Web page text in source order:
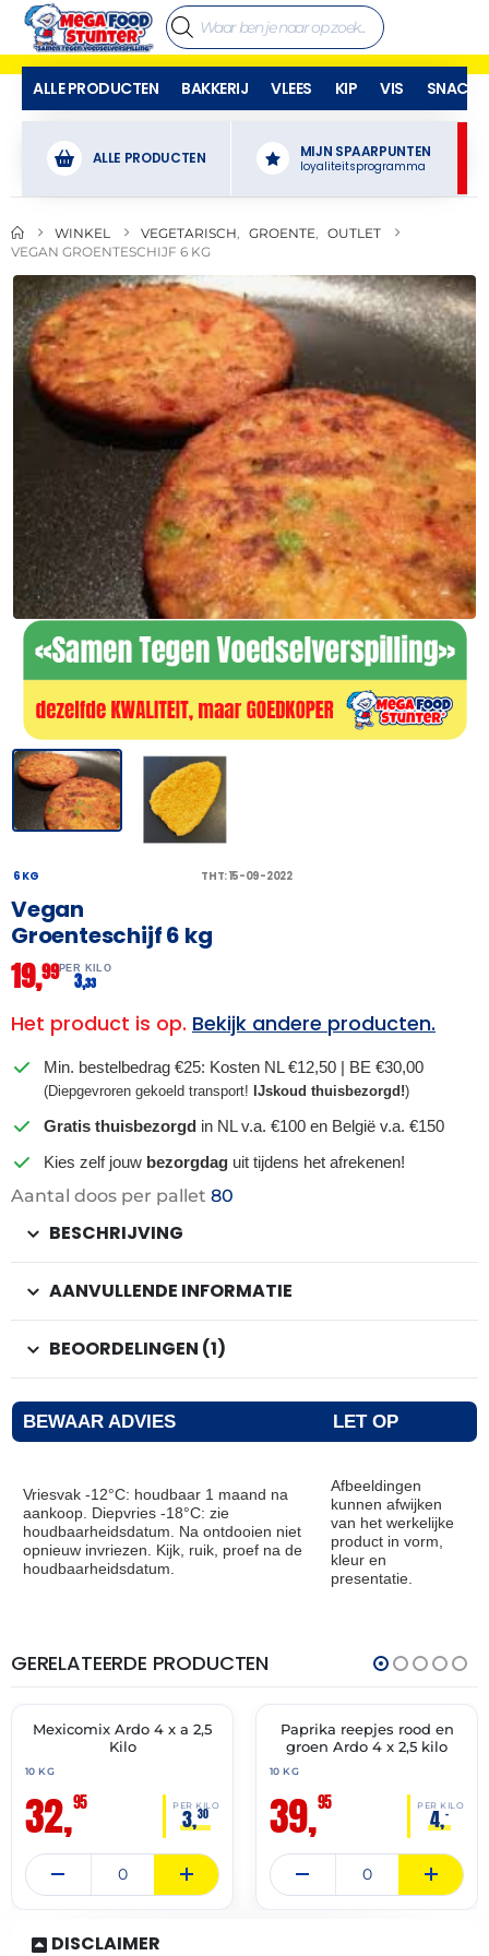
ALLE PRODUCTEN BAKKERIJ VLEES KIP VIS SNACKS
ALLE PRODUCTEN MIJN SPAARPUNTEN
loyaliteitsprogramma
WINKEL VEGETARISCH GROENTE
OUTLET
VEGAN GROENTESCHIJF 6 KG
6 KG THT: 15-09-2022
Vegan
Groenteschijf 6 kg
19,99PER KILO
3,33
Het product is op. Bekijk andere producten.
Min. bestelbedrag €25: Kosten NL €12,50 | BE €30,00
(Diepgevroren gekoeld transport! IJskoud thuisbezorgd!)
Gratis thuisbezorgd in NL v.a. €100 en België v.a. €150
Kies zelf jouw bezorgdag uit tijdens het afrekenen!
Aantal doos per pallet 80
BESCHRIJVING
AANVULLENDE INFORMATIE
BEOORDELINGEN (1)
BEWAAR ADVIES LET OP
Vriesvak -12°C: houdbaar 1 maand na
aankoop. Diepvries -18°C: zie
houdbaarheidsdatum. Na ontdooien niet
opnieuw invriezen. Kijk, ruik, proef na de
houdbaarheidsdatum.
Afbeeldingen
kunnen afwijken
van het werkelijke
product in vorm,
kleur en
presentatie.
GERELATEERDE PRODUCTEN
✓ VAST ASSORTIMENT
THT:
31-
Mexicomix Ardo 4 x a 2,5
Kilo
10 KG
32,95 PER KILO
3,30
✓ VAST ASSORTIMENT
Paprika reepjes rood en
groen Ardo 4 x 2,5 kilo
10 KG
39,95 PER KILO
4,–
DISCLAIMER